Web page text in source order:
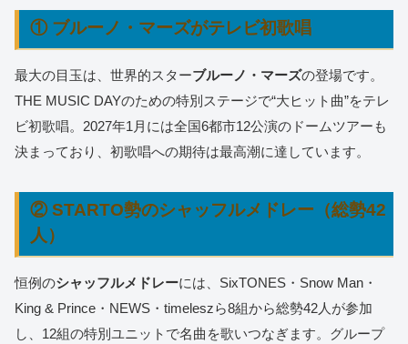
① ブルーノ・マーズがテレビ初歌唱
最大の目玉は、世界的スターブルーノ・マーズの登場です。
THE MUSIC DAYのための特別ステージで“大ヒット曲”をテレ
ビ初歌唱。2027年1月には全国6都市12公演のドームツアーも
決まっており、初歌唱への期待は最高潮に達しています。
② STARTO勢のシャッフルメドレー（総勢42
人）
恒例のシャッフルメドレーには、SixTONES・Snow Man・
King & Prince・NEWS・timeleszら8組から総勢42人が参加
し、12組の特別ユニットで名曲を歌いつなぎます。グループ